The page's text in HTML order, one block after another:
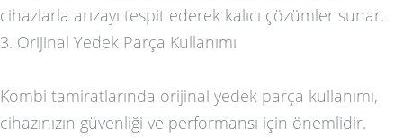
cihazlarla arızayı tespit ederek kalıcı çözümler sunar.
3. Orijinal Yedek Parça Kullanımı
Kombi tamiratlarında orijinal yedek parça kullanımı,
cihazınızın güvenliği ve performansı için önemlidir.